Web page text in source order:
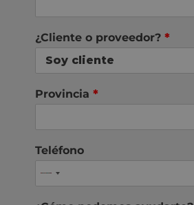
¿Cliente o proveedor? *
Provincia *
Teléfono